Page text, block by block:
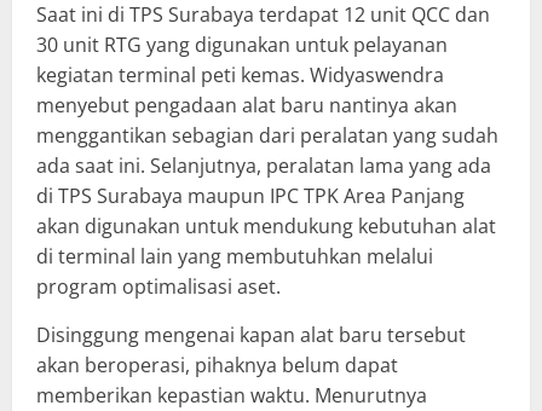
Saat ini di TPS Surabaya terdapat 12 unit QCC dan
30 unit RTG yang digunakan untuk pelayanan
kegiatan terminal peti kemas. Widyaswendra
menyebut pengadaan alat baru nantinya akan
menggantikan sebagian dari peralatan yang sudah
ada saat ini. Selanjutnya, peralatan lama yang ada
di TPS Surabaya maupun IPC TPK Area Panjang
akan digunakan untuk mendukung kebutuhan alat
di terminal lain yang membutuhkan melalui
program optimalisasi aset.
Disinggung mengenai kapan alat baru tersebut
akan beroperasi, pihaknya belum dapat
memberikan kepastian waktu. Menurutnya